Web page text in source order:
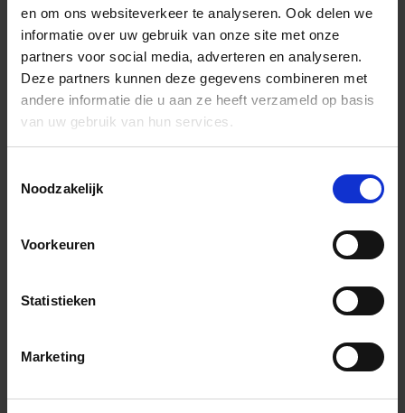
en om ons websiteverkeer te analyseren. Ook delen we
informatie over uw gebruik van onze site met onze
partners voor social media, adverteren en analyseren.
Deze partners kunnen deze gegevens combineren met
andere informatie die u aan ze heeft verzameld op basis
van uw gebruik van hun services.
Noodzakelijk
Voorkeuren
Statistieken
Marketing